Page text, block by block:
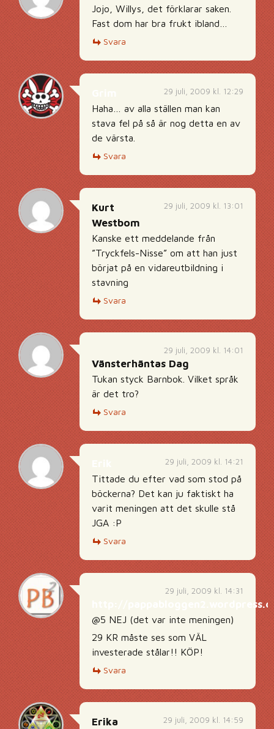
Jojo, Willys, det förklarar saken.
Fast dom har bra frukt ibland…
Svara
29 juli, 2009 kl. 12:29
Haha… av alla ställen man kan
stava fel på så är nog detta en av
de värsta.
Svara
29 juli, 2009 kl. 13:01
Kurt
Westbom
Kanske ett meddelande från
”Tryckfels-Nisse” om att han just
börjat på en vidareutbildning i
stavning
Svara
29 juli, 2009 kl. 14:01
Vänsterhäntas Dag
Tukan styck Barnbok. Vilket språk
är det tro?
Svara
29 juli, 2009 kl. 14:21
Tittade du efter vad som stod på
böckerna? Det kan ju faktiskt ha
varit meningen att det skulle stå
JGA :P
Svara
29 juli, 2009 kl. 14:31
http://
@5 NEJ (det var inte meningen)
29 KR måste ses som VÄL
investerade stålar!! KÖP!
Svara
29 juli, 2009 kl. 14:59
Erika